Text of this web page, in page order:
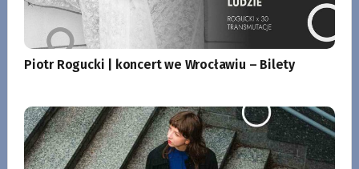
Piotr Rogucki | koncert we Wrocławiu – Bilety